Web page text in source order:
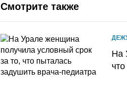
Смотрите также
На